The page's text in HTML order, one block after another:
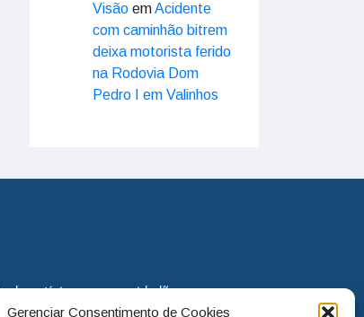
Gerenciar Consentimento de Cookies
Visão emAcidente
com caminhão bitrem
deixa motorista ferido
na Rodovia Dom
Pedro I em Valinhos
de notícias para os cidadãos
assumindo o papel